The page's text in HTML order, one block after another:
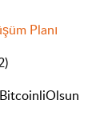
Planı